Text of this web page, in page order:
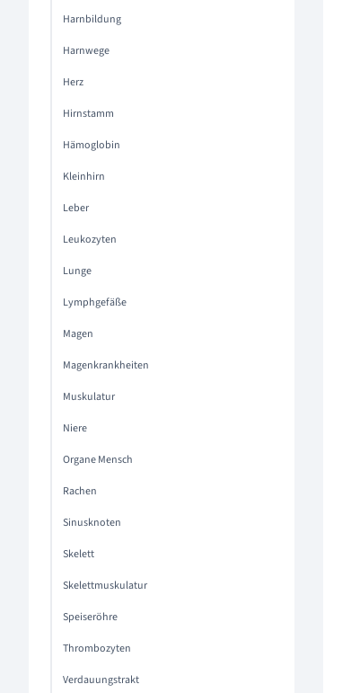
Harnbildung
Harnwege
Herz
Hirnstamm
Hämoglobin
Kleinhirn
Leber
Leukozyten
Lunge
Lymphgefäße
Magen
Magenkrankheiten
Muskulatur
Niere
Organe Mensch
Rachen
Sinusknoten
Skelett
Skelettmuskulatur
Speiseröhre
Thrombozyten
Verdauungstrakt